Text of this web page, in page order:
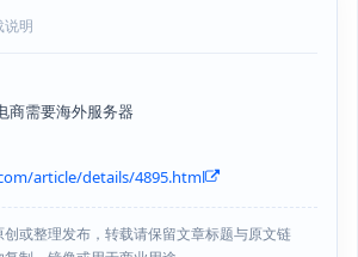
说明
商需要海外服务器
article/details/4895.html
或整理发布，转载请保留文章标题与原文链